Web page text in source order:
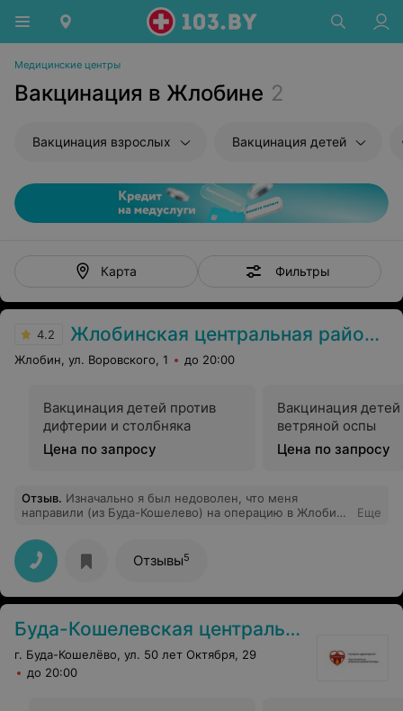
Медицинские центры
Вакцинация в Жлобине 2
Вакцинация взрослых Вакцинация детей
Карта Фильтры
4.2 Жлобинская центральная районная больница
Жлобин, ул. Воровского, 1 до 20:00
Вакцинация детей против
дифтерии и столбняка
Цена по запросу
Вакцинация детей
ветряной оспы
Цена по запросу
Отзыв. Изначально я был недоволен, что меня
направили (из Буда-Кошелево) на операцию в Жлобин,
был удивлен. Отличная организация работы,
прекрасный персонал, начиная от санитарок, кончая
врачами. Операцию провели отлично, рука моя снова
работает! Спасибо всему персоналу.
Еще
Отзывы5
Буда-Кошелевская центральная районная больница
г. Буда-Кошелёво, ул. 50 лет Октября, 29
до 20:00